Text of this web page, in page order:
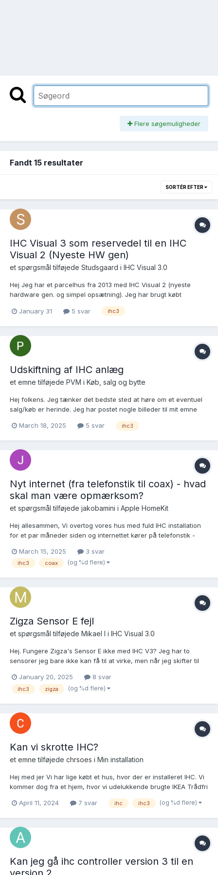
Flere søgemuligheder
Fandt 15 resultater
SORTÉR EFTER
IHC Visual 3 som reservedel til en IHC
Visual 2 (Nyeste HW gen)
et spørgsmål tilføjede Studsgaard i IHC Visual 3.0
Hej Jeg har et parcelhus fra 2013 med IHC Visual 2 (nyeste
hardware gen. og simpel opsætning). Jeg har brugt købt
Jeg mangler dog controlleren. Så vidt jeg ved er det svært at se
January 31 5 svar ihc3
Udskiftning af IHC anlæg
et emne tilføjede PVM i Køb, salg og bytte
Hej folkens. Jeg tænker det bedste sted at høre om et eventuel
salg/køb er herinde. Jeg har postet nogle billeder til mit emne
endnu, men tænker folk herinde er søde til at give en god pris,
March 18, 2025 5 svar ihc3
Nyt internet (fra telefonstik til coax) - hvad
skal man være opmærksom?
et spørgsmål tilføjede jakobamini i Apple HomeKit
Hej allesammen, Vi overtog vores hus med fuld IHC installation
for et par måneder siden og internettet kører på telefonstik -
jeg har forstået det, så er installationen sat op således (Nævner
bare hvad jeg tror, der er vigtig...
March 15, 2025 3 svar
ihc3 coax (og %d flere)
Zigza Sensor E fejl
et spørgsmål tilføjede Mikael l i IHC Visual 3.0
Hej. Fungere Zigza's Sensor E ikke med IHC V3? Jeg har to
sensorer jeg bare ikke kan få til at virke, men når jeg skifter til
sensorn med Alarm ON.
January 20, 2025 8 svar
ihc3 zigza (og %d flere)
Kan vi skrotte IHC?
et emne tilføjede chrsoes i Min installation
Hej med jer Vi har lige købt et hus, hvor der er installeret IHC. Vi
kommer dog fra et hjem, hvor vi udelukkende brugte IKEA Trådfri
det nye hus, da det virker for os. Derfor har jeg leget med
April 11, 2024 7 svar ihc ihc3 (og %d flere)
Kan jeg gå ihc controller version 3 til en